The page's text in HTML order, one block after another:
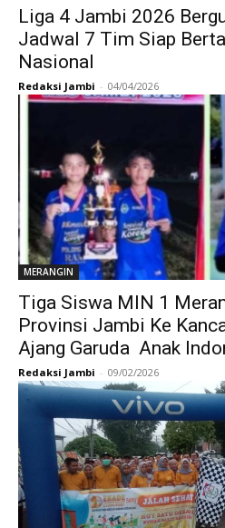
Liga 4 Jambi 2026
Jadwal 7 Tim Siap
Nasional
Redaksi Jambi - 04/04/2026
MERANGIN
Tiga Siswa MIN 1
Provinsi Jambi Ke
Ajang Garuda Anak
Redaksi Jambi - 09/02/2026